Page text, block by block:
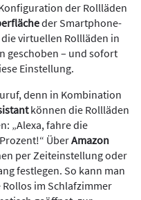
der Rollläden
der Smartphone-
virtuellen Rollläden in
geschoben – und sofort
Einstellung.
denn in Kombination
können die Rollläden
„Alexa, fahre die
ÜberAmazon
per Zeiteinstellung oder
festlegen. So kann man
im Schlafzimmer